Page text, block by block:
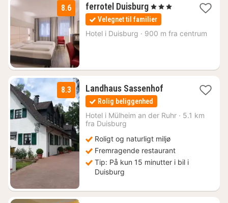
8.6 ferrotel Duisburg1
nat
fra
585
, 3 Stjerner
Velegnet til familier
Hotel i Duisburg · 900 m fra centrum
8.3 Landhaus Sassenhof1
898
Rolig beliggenhed
Hotel i Mülheim an der Ruhr · 5.1 km
fra Duisburg
Roligt og naturligt miljø
Fremragende restaurant
Tip: På kun 15 minutter i bil i
Duisburg